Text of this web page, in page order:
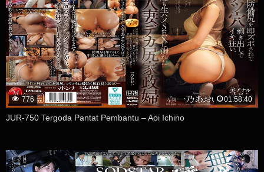
776 01:58:40
JUR-750 Tergoda Pantat Pembantu – Aoi Ichino